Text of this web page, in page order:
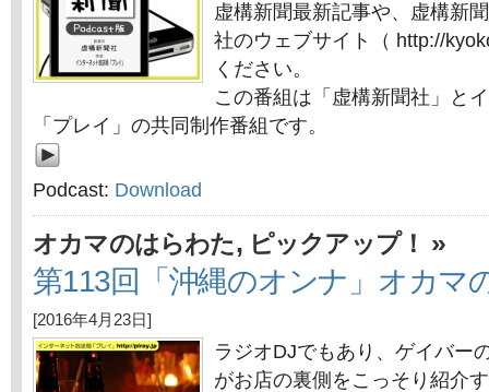
虚構新聞最新記事や、虚構新
社のウェブサイト（ http://
ください。
この番組は「虚構新聞社」と
「プレイ」の共同制作番組です。
Podcast: Download
オカマのはらわた, ピックアップ！ »
第113回「沖縄のオンナ」オカマ
[2016年4月23日]
ラジオDJでもあり、ゲイバー
がお店の裏側をこっそり紹介